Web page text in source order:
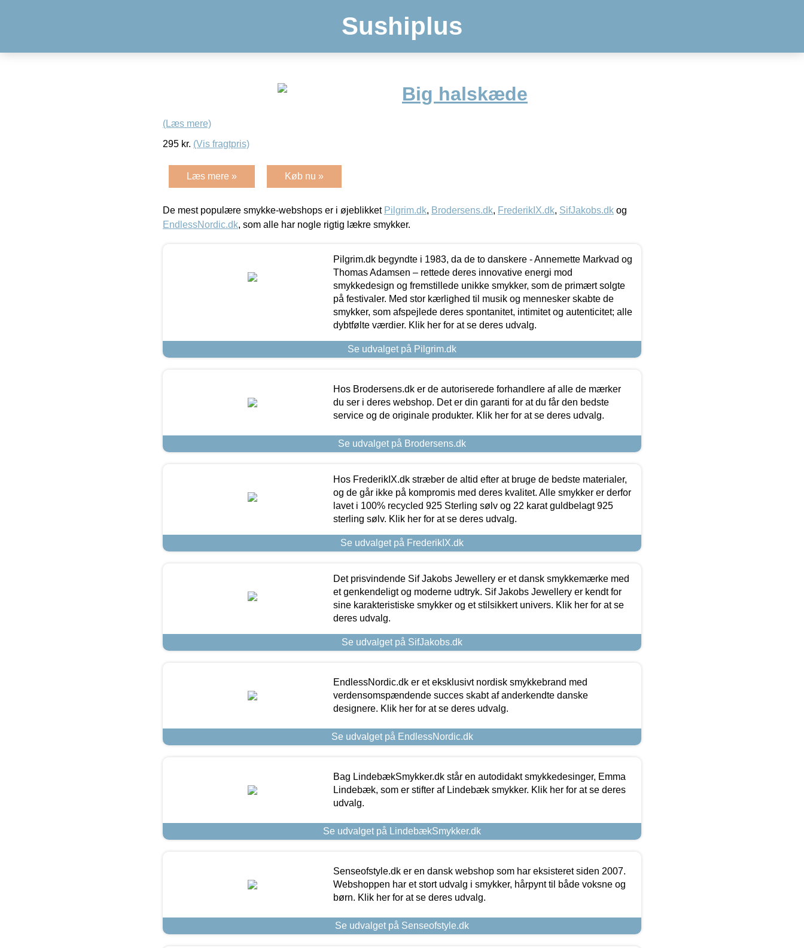
Sushiplus
Big halskæde
(Læs mere)
295 kr. (Vis fragtpris)
Læs mere » Køb nu »
De mest populære smykke-webshops er i øjeblikket Pilgrim.dk, Brodersens.dk, FrederikIX.dk, SifJakobs.dk og
EndlessNordic.dk, som alle har nogle rigtig lækre smykker.
Pilgrim.dk begyndte i 1983, da de to danskere - Annemette Markvad og
Thomas Adamsen – rettede deres innovative energi mod
smykkedesign og fremstillede unikke smykker, som de primært solgte
på festivaler. Med stor kærlighed til musik og mennesker skabte de
smykker, som afspejlede deres spontanitet, intimitet og autenticitet; alle
dybtfølte værdier. Klik her for at se deres udvalg.
Se udvalget på Pilgrim.dk
Hos Brodersens.dk er de autoriserede forhandlere af alle de mærker
du ser i deres webshop. Det er din garanti for at du får den bedste
service og de originale produkter. Klik her for at se deres udvalg.
Se udvalget på Brodersens.dk
Hos FrederikIX.dk stræber de altid efter at bruge de bedste materialer,
og de går ikke på kompromis med deres kvalitet. Alle smykker er derfor
lavet i 100% recycled 925 Sterling sølv og 22 karat guldbelagt 925
sterling sølv. Klik her for at se deres udvalg.
Se udvalget på FrederikIX.dk
Det prisvindende Sif Jakobs Jewellery er et dansk smykkemærke med
et genkendeligt og moderne udtryk. Sif Jakobs Jewellery er kendt for
sine karakteristiske smykker og et stilsikkert univers. Klik her for at se
deres udvalg.
Se udvalget på SifJakobs.dk
EndlessNordic.dk er et eksklusivt nordisk smykkebrand med
verdensomspændende succes skabt af anderkendte danske
designere. Klik her for at se deres udvalg.
Se udvalget på EndlessNordic.dk
Bag LindebækSmykker.dk står en autodidakt smykkedesinger, Emma
Lindebæk, som er stifter af Lindebæk smykker. Klik her for at se deres
udvalg.
Se udvalget på LindebækSmykker.dk
Senseofstyle.dk er en dansk webshop som har eksisteret siden 2007.
Webshoppen har et stort udvalg i smykker, hårpynt til både voksne og
børn. Klik her for at se deres udvalg.
Se udvalget på Senseofstyle.dk